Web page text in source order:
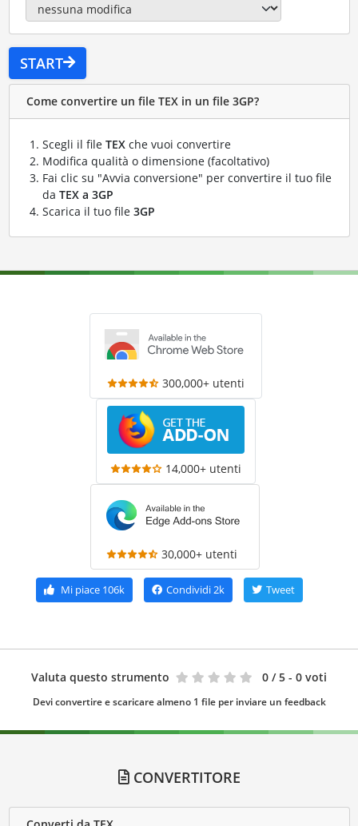
START
Come convertire un file TEX in un file 3GP?
Scegli il file TEXche vuoi convertire
Modifica qualità o dimensione (facoltativo)
Fai clic su "Avvia conversione" per convertire il tuo file
da TEX a 3GP
Scarica il tuo file 3GP
300,000+ utenti
14,000+ utenti
30,000+ utenti
Mi piace 106k Condividi2k Tweet
Valuta questo strumento 0 / 5 - 0 voti
Devi convertire e scaricare almeno 1 file per inviare un feedback
CONVERTITORE